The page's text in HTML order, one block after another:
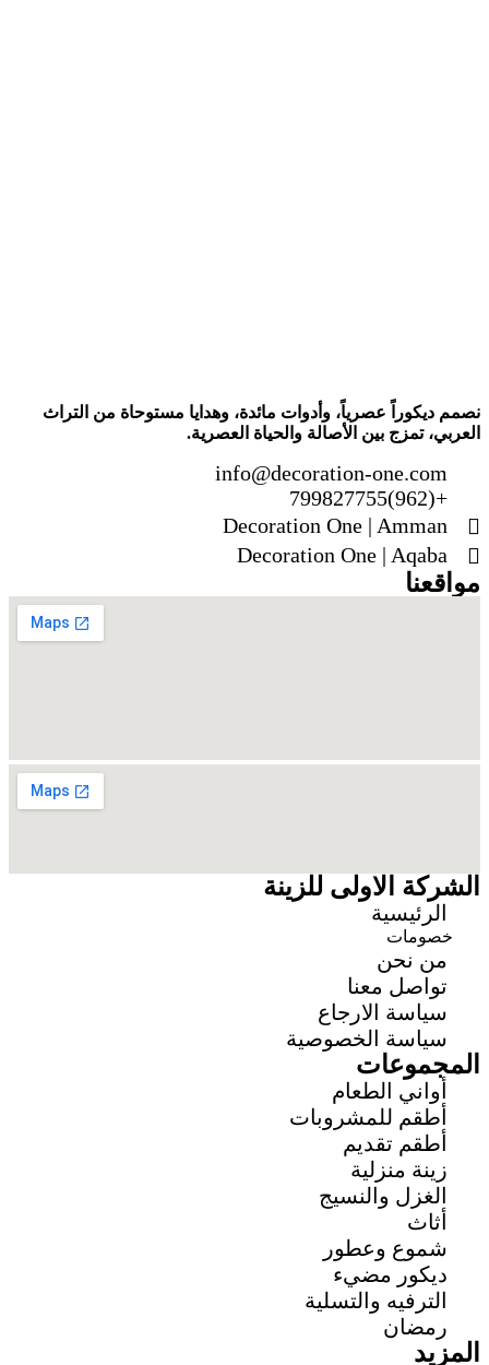
نصمم ديكوراً عصرياً، وأدوات مائدة، وهدايا مستوحاة من التراث
العربي، تمزج بين الأصالة والحياة العصرية.
info@decoration-one.com
+(962)799827755
Decoration One | Amman
Decoration One | Aqaba
مواقعنا
الشركة الاولى للزينة
الرئيسية
خصومات
من نحن
تواصل معنا
سياسة الارجاع
سياسة الخصوصية
المجموعات
أواني الطعام
أطقم للمشروبات
أطقم تقديم
زينة منزلية
الغزل والنسيج
أثاث
شموع وعطور
ديكور مضيء
الترفيه والتسلية
رمضان
المزيد